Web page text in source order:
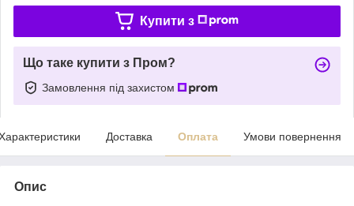
Купити з
Що таке купити з Пром?
Замовлення під захистом
Доставка Оплата Умови повернення
Опис